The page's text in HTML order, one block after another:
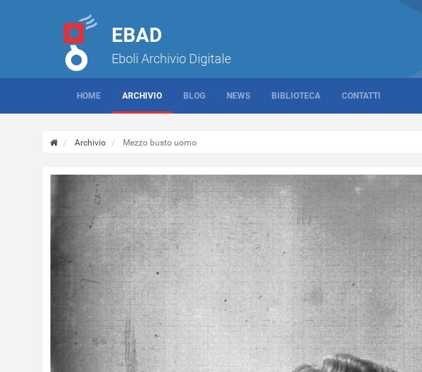
EBAD
Eboli Archivio Digitale
HOME ARCHIVIO BLOG NEWS BIBLIOTECA CONTATTI
Archivio Mezzo busto uomo